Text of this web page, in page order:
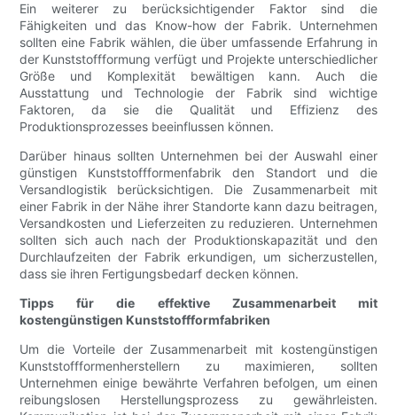
Ein weiterer zu berücksichtigender Faktor sind die
Fähigkeiten und das Know-how der Fabrik. Unternehmen
sollten eine Fabrik wählen, die über umfassende Erfahrung in
der Kunststoffformung verfügt und Projekte unterschiedlicher
Größe und Komplexität bewältigen kann. Auch die
Ausstattung und Technologie der Fabrik sind wichtige
Faktoren, da sie die Qualität und Effizienz des
Produktionsprozesses beeinflussen können.
Darüber hinaus sollten Unternehmen bei der Auswahl einer
günstigen Kunststoffformenfabrik den Standort und die
Versandlogistik berücksichtigen. Die Zusammenarbeit mit
einer Fabrik in der Nähe ihrer Standorte kann dazu beitragen,
Versandkosten und Lieferzeiten zu reduzieren. Unternehmen
sollten sich auch nach der Produktionskapazität und den
Durchlaufzeiten der Fabrik erkundigen, um sicherzustellen,
dass sie ihren Fertigungsbedarf decken können.
Tipps für die effektive Zusammenarbeit mit
kostengünstigen Kunststoffformfabriken
Um die Vorteile der Zusammenarbeit mit kostengünstigen
Kunststoffformenherstellern zu maximieren, sollten
Unternehmen einige bewährte Verfahren befolgen, um einen
reibungslosen Herstellungsprozess zu gewährleisten.